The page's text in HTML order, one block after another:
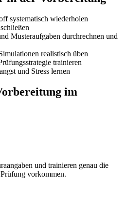
systematisch wiederholen
Musteraufgaben durchrechnen und
realistisch üben
trainieren
und Stress lernen
im
und trainieren genau die
vorkommen.